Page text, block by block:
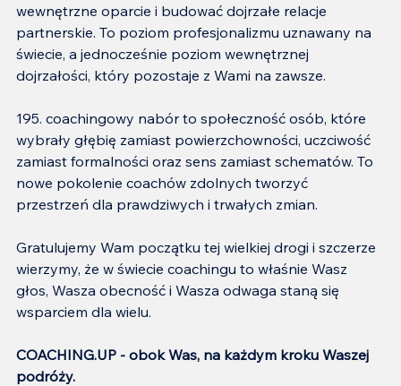
wewnętrzne oparcie i budować dojrzałe relacje
partnerskie. To poziom profesjonalizmu uznawany na
świecie, a jednocześnie poziom wewnętrznej
dojrzałości, który pozostaje z Wami na zawsze.
195. coachingowy nabór to społeczność osób, które
wybrały głębię zamiast powierzchowności, uczciwość
zamiast formalności oraz sens zamiast schematów. To
nowe pokolenie coachów zdolnych tworzyć
przestrzeń dla prawdziwych i trwałych zmian.
Gratulujemy Wam początku tej wielkiej drogi i szczerze
wierzymy, że w świecie coachingu to właśnie Wasz
głos, Wasza obecność i Wasza odwaga staną się
wsparciem dla wielu.
COACHING.UP - obok Was, na każdym kroku Waszej
podróży.